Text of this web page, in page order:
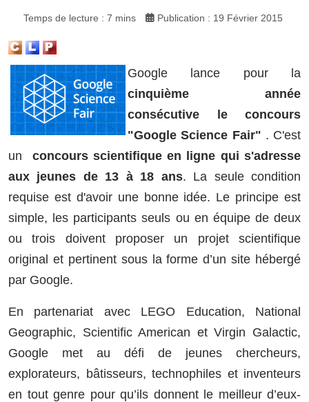
Temps de lecture : 7 mins Publication : 19 Février 2015
Google lance pour la
cinquième année
consécutive le concours
"Google Science Fair" . C'est
un concours scientifique en ligne qui s'adresse
aux jeunes de 13 à 18 ans. La seule condition
requise est d'avoir une bonne idée. Le principe est
simple, les participants seuls ou en équipe de deux
ou trois doivent proposer un projet scientifique
original et pertinent sous la forme d’un site hébergé
par Google.
En partenariat avec LEGO Education, National
Geographic, Scientific American et Virgin Galactic,
Google met au défi de jeunes chercheurs,
explorateurs, bâtisseurs, technophiles et inventeurs
en tout genre pour qu’ils donnent le meilleur d’eux-